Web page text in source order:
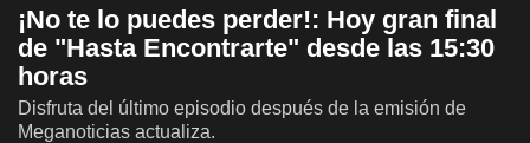
¡No te lo puedes perder!: Hoy gran final
de "Hasta Encontrarte" desde las 15:30
horas
Disfruta del último episodio después de la emisión de
Meganoticias actualiza.